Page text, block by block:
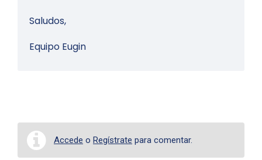
Saludos,
Equipo Eugin
Accede o Regístrate para comentar.